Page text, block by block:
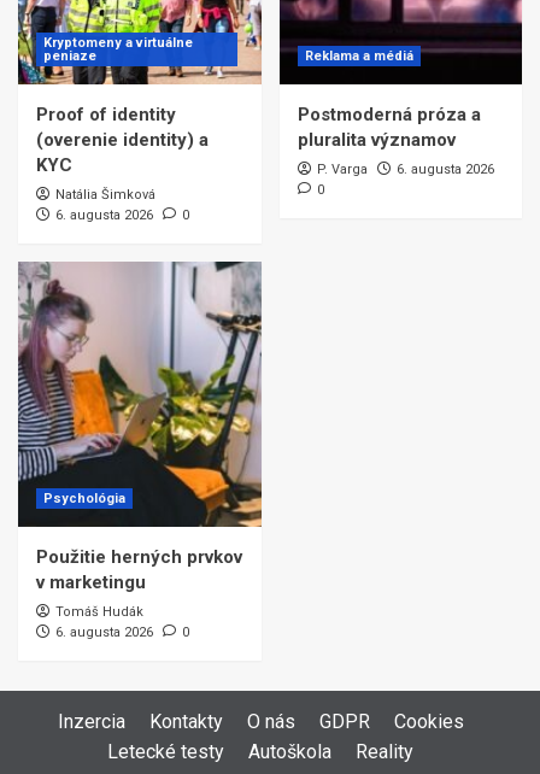
Kryptomeny a virtuálne
peniaze
Proof of identity
(overenie identity) a
KYC
Natália Šimková
6. augusta 2026
0
Reklama a médiá
Postmoderná próza a
pluralita významov
P. Varga
6. augusta 2026
0
Psychológia
Použitie herných prvkov
v marketingu
Tomáš Hudák
6. augusta 2026
0
Inzercia Kontakty O nás GDPR
Cookies
Letecké testy
Autoškola
Reality